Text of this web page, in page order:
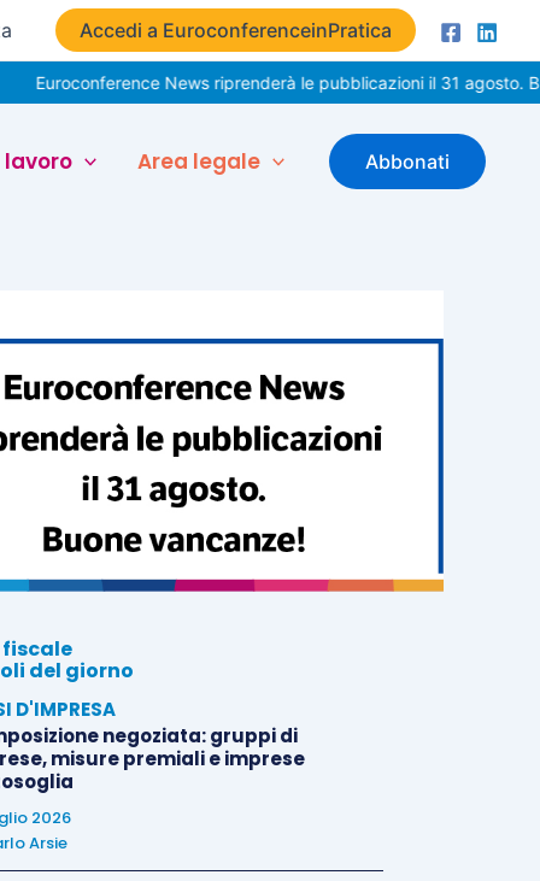
Accedi a EuroconferenceinPratica
News riprenderà le pubblicazioni il 31 agosto. Buone
lavoro Area legale Abbonati
del giorno
D'IMPRESA
negoziata: gruppi di
misure premiali e imprese
2026
Arsie